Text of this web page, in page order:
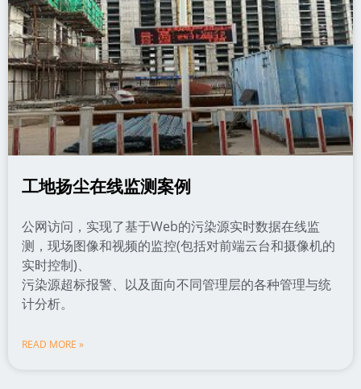
工地扬尘在线监测案例
公网访问，实现了基于Web的污染源实时数据在线监
测，现场图像和视频的监控(包括对前端云台和摄像机的
实时控制)、
污染源超标报警、以及面向不同管理层的各种管理与统
计分析。
READ MORE »